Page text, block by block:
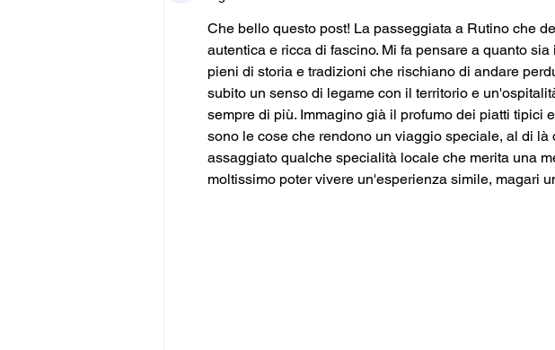
Che bello questo post! La passeggiata a Rutino che
autentica e ricca di fascino. Mi fa pensare a quanto
pieni di storia e tradizioni che rischiano di andare
subito un senso di legame con il territorio e
sempre di più. Immagino già il profumo dei piatti tipici
sono le cose che rendono un viaggio speciale, al di
assaggiato qualche specialità locale che merita una
moltissimo poter vivere un'esperienza simile, magari